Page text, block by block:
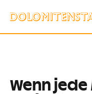
Wenn jede